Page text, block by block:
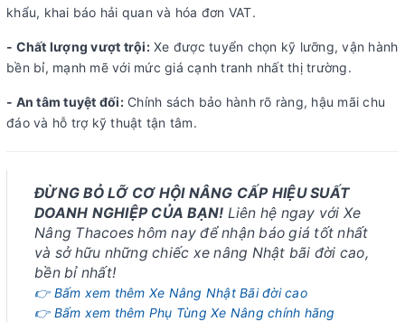
khẩu, khai báo hải quan và hóa đơn VAT.
- Chất lượng vượt trội:Xe được tuyển chọn kỹ lưỡng, vận hành
bền bỉ, mạnh mẽ với mức giá cạnh tranh nhất thị trường.
- An tâm tuyệt đối:Chính sách bảo hành rõ ràng, hậu mãi chu
đáo và hỗ trợ kỹ thuật tận tâm.
ĐỪNG BỎ LỠ CƠ HỘI NÂNG CẤP HIỆU SUẤT
DOANH NGHIỆP CỦA BẠN! Liên hệ ngay với Xe
Nâng Thacoes hôm nay để nhận báo giá tốt nhất
và sở hữu những chiếc xe nâng Nhật bãi đời cao,
bền bỉ nhất!
👉 Bấm xem thêm Xe Nâng Nhật Bãi đời cao
👉 Bấm xem thêm Phụ Tùng Xe Nâng chính hãng